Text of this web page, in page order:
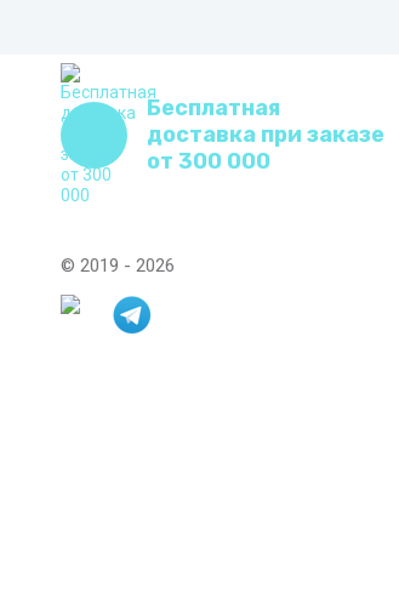
Бесплатная
доставка при заказе
от 300 000
© 2019 - 2026